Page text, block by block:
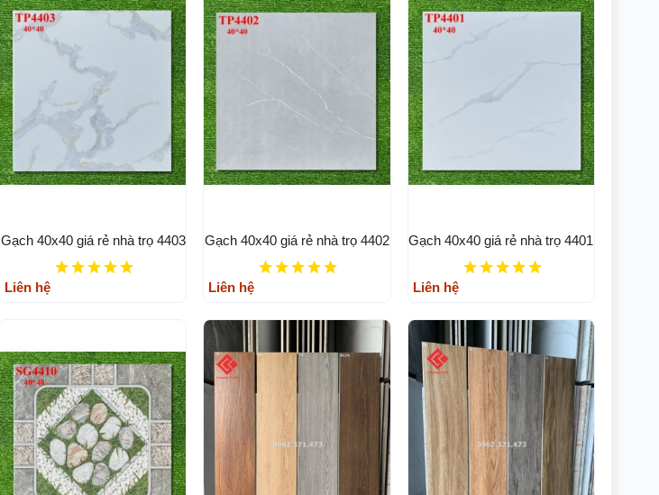
Gạch 40x40 giá rẻ nhà trọ 4403
Liên hệ
Gạch 40x40 giá rẻ nhà trọ 4402
Liên hệ
Gạch 40x40 giá rẻ nhà trọ 4401
Liên hệ